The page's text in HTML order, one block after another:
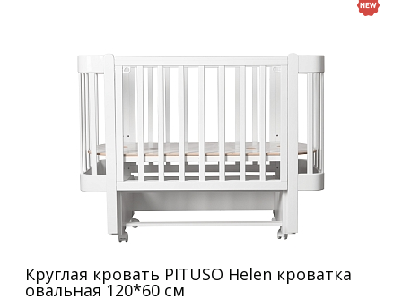
Круглая кровать PITUSO Helen кроватка
овальная 120*60 см